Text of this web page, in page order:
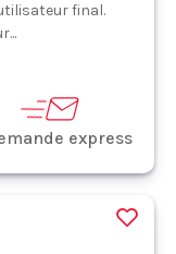
final.
express